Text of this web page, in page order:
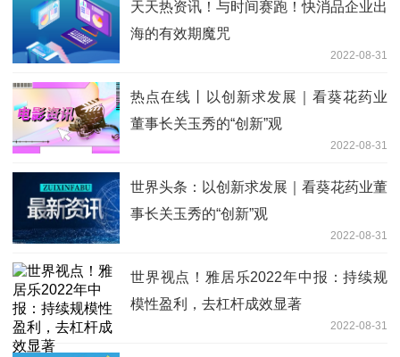
天天热资讯！与时间赛跑！快消品企业出
海的有效期魔咒
2022-08-31
热点在线丨以创新求发展｜看葵花药业
董事长关玉秀的“创新”观
2022-08-31
世界头条：以创新求发展｜看葵花药业董
事长关玉秀的“创新”观
2022-08-31
世界视点！雅居乐2022年中报：持续规
模性盈利，去杠杆成效显著
2022-08-31